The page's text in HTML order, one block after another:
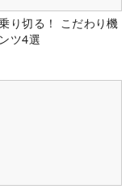
り切る！ こだわり機
ツ4選